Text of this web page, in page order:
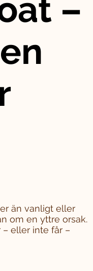
–
än vanligt eller
om en yttre orsak.
eller inte får –